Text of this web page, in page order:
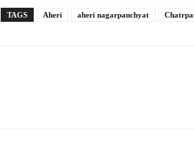
TAGS Aheri aheri nagarpanchyat